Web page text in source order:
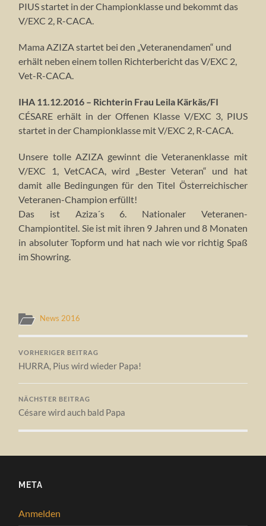
PIUS startet in der Championklasse und bekommt das
V/EXC 2, R-CACA.
Mama AZIZA startet bei den „Veteranendamen“ und
erhält neben einem tollen Richterbericht das V/EXC 2,
Vet-R-CACA.
IHA 11.12.2016 – Richterin Frau Leila Kärkäs/FI
CÉSARE erhält in der Offenen Klasse V/EXC 3, PIUS
startet in der Championklasse mit V/EXC 2, R-CACA.
Unsere tolle AZIZA gewinnt die Veteranenklasse mit
V/EXC 1, VetCACA, wird „Bester Veteran“ und hat
damit alle Bedingungen für den Titel Österreichischer
Veteranen-Champion erfüllt!
Das ist Aziza´s 6. Nationaler Veteranen-
Championtitel. Sie ist mit ihren 9 Jahren und 8 Monaten
in absoluter Topform und hat nach wie vor richtig Spaß
im Showring.
News 2016
VORHERIGER BEITRAG
HURRA, Pius wird wieder Papa!
NÄCHSTER BEITRAG
Césare wird auch bald Papa
META
Anmelden